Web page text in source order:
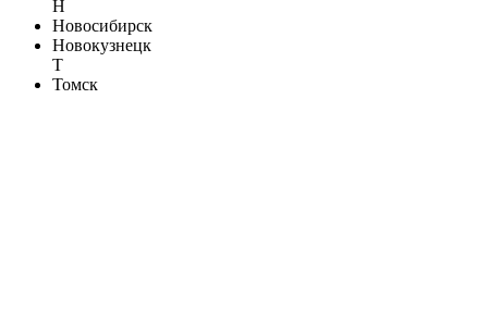
Н
Новосибирск
Новокузнецк
Т
Томск